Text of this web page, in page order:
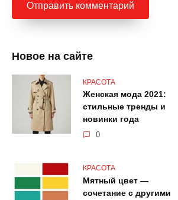
Новое на сайте
КРАСОТА
Женская мода 2021:
стильные тренды и
новинки года
0
КРАСОТА
Мятный цвет —
сочетание с другими